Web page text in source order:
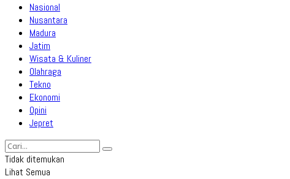
Nasional
Nusantara
Madura
Jatim
Wisata & Kuliner
Olahraga
Tekno
Ekonomi
Opini
Jepret
Tidak ditemukan
Lihat Semua